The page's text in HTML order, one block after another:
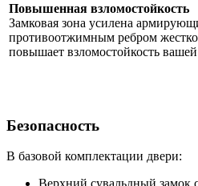
Повышенная взломостойкость
Замковая зона усилена
противоотжимным ребром
повышает взломостойкость
Безопасность
В базовой комплектации двери: